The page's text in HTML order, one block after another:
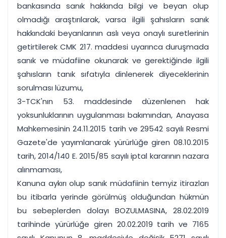
bankasında sanık hakkında bilgi ve beyan olup
olmadığı araştırılarak, varsa ilgili şahısların sanık
hakkındaki beyanlarının aslı veya onaylı suretlerinin
getirtilerek CMK 217. maddesi uyarınca duruşmada
sanık ve müdafiine okunarak ve gerektiğinde ilgili
şahısların tanık sıfatıyla dinlenerek diyeceklerinin
sorulması lüzumu,
3-TCK'nın 53. maddesinde düzenlenen hak
yoksunluklarının uygulanması bakımından, Anayasa
Mahkemesinin 24.11.2015 tarih ve 29542 sayılı Resmi
Gazete'de yayımlanarak yürürlüğe giren 08.10.2015
tarih, 2014/140 E. 2015/85 sayılı iptal kararının nazara
alınmaması,
Kanuna aykırı olup sanık müdafiinin temyiz itirazları
bu itibarla yerinde görülmüş olduğundan hükmün
bu sebeplerden dolayı BOZULMASINA, 28.02.2019
tarihinde yürürlüğe giren 20.02.2019 tarih ve 7165